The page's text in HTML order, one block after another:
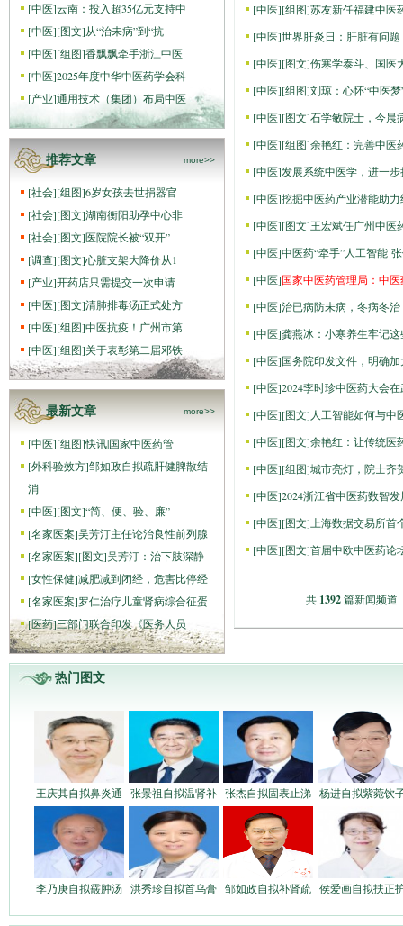
[中医]云南：投入超35亿元支持中
[中医][图文]从“治未病”到“抗
[中医][组图]香飘飘牵手浙江中医
[中医]2025年度中华中医药学会科
[产业]通用技术（集团）布局中医
推荐文章 more>>
[社会][组图]6岁女孩去世捐器官
[社会][图文]湖南衡阳助孕中心非
[社会][图文]医院院长被“双开”
[调查][图文]心脏支架大降价从1
[产业]开药店只需提交一次申请
[中医][图文]清肺排毒汤正式处方
[中医][组图]中医抗疫！广州市第
[中医][组图]关于表彰第二届邓铁
最新文章 more>>
[中医][组图]快讯|国家中医药管
[外科验效方]邹如政自拟疏肝健脾散结
消
[中医][图文]“简、便、验、廉”
[名家医案]吴芳汀主任论治良性前列腺
[名家医案][图文]吴芳汀：治下肢深静
[女性保健]减肥减到闭经，危害比停经
[名家医案]罗仁治疗儿童肾病综合征蛋
[医药]三部门联合印发《医务人员
[中医][组图]苏友新任福建中医
[中医]世界肝炎日：肝脏有问
[中医][图文]伤寒学泰斗、国医
[中医][组图]刘琼：心怀“中医
[中医][图文]石学敏院士，今晨
[中医][组图]余艳红：完善中医
[中医]发展系统中医学，进一
[中医]挖掘中医药产业潜能助
[中医][图文]王宏斌任广州中医
[中医]中医药“牵手”人工智能
[中医]国家中医药管理局：中
[中医]治已病防未病，冬病冬治
[中医]龚燕冰：小寒养生牢记
[中医]国务院印发文件，明确
[中医]2024李时珍中医药大会
[中医][图文] 人工智能如何与中
[中医][图文]余艳红：让传统医
[中医][组图]城市亮灯，院士齐
[中医]2024浙江省中医药数智
[中医][图文] 上海数据交易所
[中医][图文]首届中欧中医药论
共 1392篇新闻频道
热门图文
王庆其自拟鼻炎通 张景祖自拟温肾补 张杰自拟固表止涕 杨进自拟紫菀饮
李乃庚自拟霰肿汤 洪秀珍自拟首乌膏 邹如政自拟补肾疏 侯爱画自拟扶正